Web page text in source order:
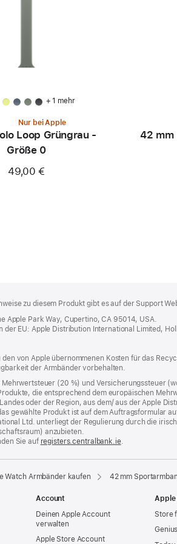
+ 1 mehr
Nur bei Apple
Loop Grüngrau -
Größe 0
49,00 €
42 mm
zu diesem Produkt gibt es auf der Support
Apple Park Way, Cupertino, CA 95014, USA.
der EU: Apple Distribution International Limited,
von Apple übernommenen Kosten für das
der Armbänder vorbehalten.
Mehrwertsteuer (20 %) und Versicherungssteuer
die entsprechend dem europäischen
oder der Region, aus dem/ aus der Apple
gewählte Produkt ist auf dem Auftragsformular
Ltd. unterliegt der Regulierung durch die
anzubieten.
Sie auf registers.centralbank.ie(Öffnet
neues
.
Watch Armbänder kaufen 42 mm
Account
Deinen Apple Account
verwalten
Apple Store Account
Apple
Store